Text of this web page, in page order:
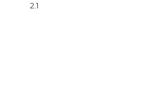
2.1